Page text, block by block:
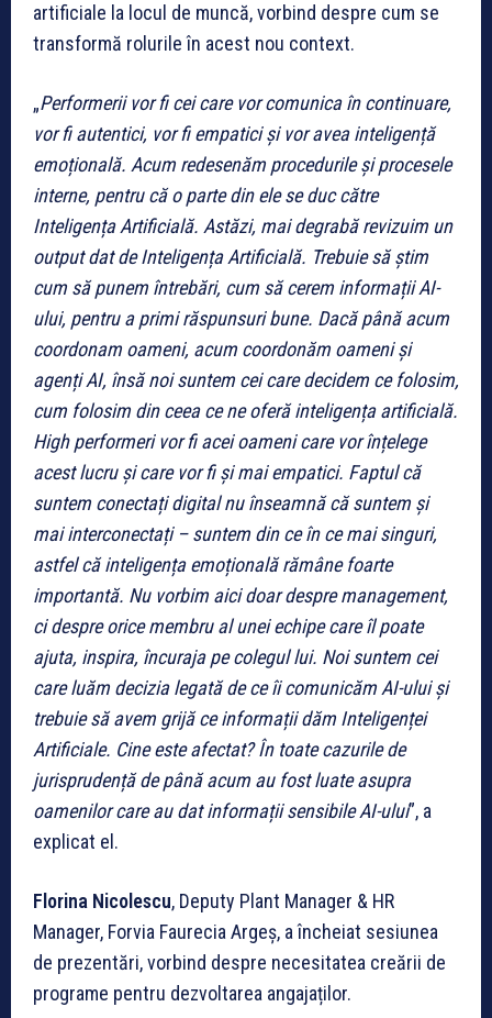
artificiale la locul de muncă, vorbind despre cum se
transformă rolurile în acest nou context.
„Performerii vor fi cei care vor comunica în continuare,
vor fi autentici, vor fi empatici și vor avea inteligență
emoțională. Acum redesenăm procedurile și procesele
interne, pentru că o parte din ele se duc către
Inteligența Artificială. Astăzi, mai degrabă revizuim un
output dat de Inteligența Artificială. Trebuie să știm
cum să punem întrebări, cum să cerem informații AI-
ului, pentru a primi răspunsuri bune. Dacă până acum
coordonam oameni, acum coordonăm oameni și
agenți AI, însă noi suntem cei care decidem ce folosim,
cum folosim din ceea ce ne oferă inteligența artificială.
High performeri vor fi acei oameni care vor înțelege
acest lucru și care vor fi și mai empatici. Faptul că
suntem conectați digital nu înseamnă că suntem și
mai interconectați – suntem din ce în ce mai singuri,
astfel că inteligența emoțională rămâne foarte
importantă. Nu vorbim aici doar despre management,
ci despre orice membru al unei echipe care îl poate
ajuta, inspira, încuraja pe colegul lui. Noi suntem cei
care luăm decizia legată de ce îi comunicăm AI-ului și
trebuie să avem grijă ce informații dăm Inteligenței
Artificiale. Cine este afectat? În toate cazurile de
jurisprudență de până acum au fost luate asupra
oamenilor care au dat informații sensibile AI-ului”, a
explicat el.
Florina Nicolescu, Deputy Plant Manager & HR
Manager, Forvia Faurecia Argeș, a încheiat sesiunea
de prezentări, vorbind despre necesitatea creării de
programe pentru dezvoltarea angajaților.